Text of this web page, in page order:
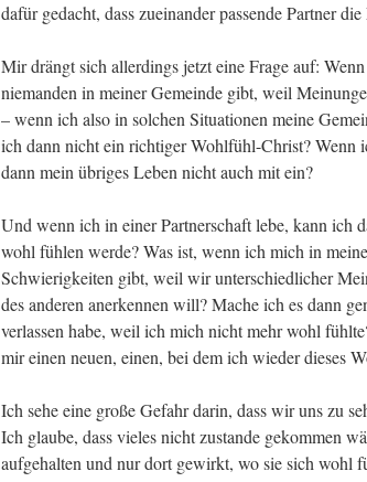
dafür gedacht, dass zueinander passende Partner
Mir drängt sich allerdings jetzt eine Frage auf:
niemanden in meiner Gemeinde gibt, weil
– wenn ich also in solchen Situationen meine
ich dann nicht ein richtiger Wohlfühl-Christ? Wenn
dann mein übriges Leben nicht auch mit ein?
Und wenn ich in einer Partnerschaft lebe, kann ich
wohl fühlen werde? Was ist, wenn ich mich in
Schwierigkeiten gibt, weil wir unterschiedlicher
des anderen anerkennen will? Mache ich es dann
verlassen habe, weil ich mich nicht mehr wohl
mir einen neuen, einen, bei dem ich wieder dieses
Ich sehe eine große Gefahr darin, dass wir uns zu
Ich glaube, dass vieles nicht zustande gekommen
aufgehalten und nur dort gewirkt, wo sie sich wohl